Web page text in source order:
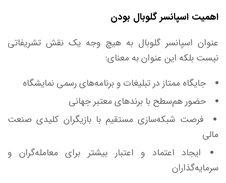
اهمیت اسپانسر گلوبال بودن
عنوان اسپانسر گلوبال به هیچ وجه یک نقش تشریفاتی
نیست بلکه این عنوان به معنای:
جایگاه ممتاز در تبلیغات و برنامه‌های رسمی نمایشگاه
حضور هم‌سطح با برند‌های معتبر جهانی
فرصت شبکه‌سازی مستقیم با بازیگران کلیدی صنعت
مالی
ایجاد اعتماد و اعتبار بیشتر برای معامله‌گران و
سرمایه‌گذاران